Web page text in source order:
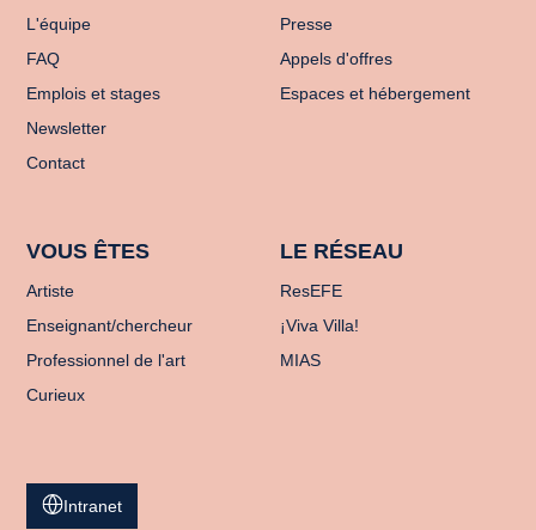
L'équipe
FAQ
Emplois et stages
Newsletter
Contact
Presse
Appels d'offres
Espaces et hébergement
VOUS ÊTES
Artiste
Enseignant/chercheur
Professionnel de l'art
Curieux
LE RÉSEAU
ResEFE
¡Viva Villa!
MIAS
Intranet